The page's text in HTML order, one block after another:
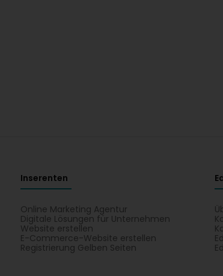
Inserenten
Online Marketing Agentur
Digitale Lösungen für Unternehmen
Website erstellen
E-Commerce-Website erstellen
Registrierung Gelben Seiten